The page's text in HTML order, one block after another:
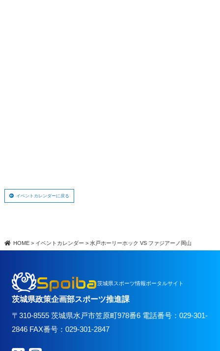
イベントカレンダーに戻る
HOME > イベントカレンダー >水戸ホーリーホック VS ファジアーノ岡山
Spoiba茨城県スポーツ情報ポータルサイト
茨城県政策企画部スポーツ推進課
〒310-8555 茨城県水戸市笠原町978番6 電話番号：029-301-
2846 FAX番号：029-301-2847